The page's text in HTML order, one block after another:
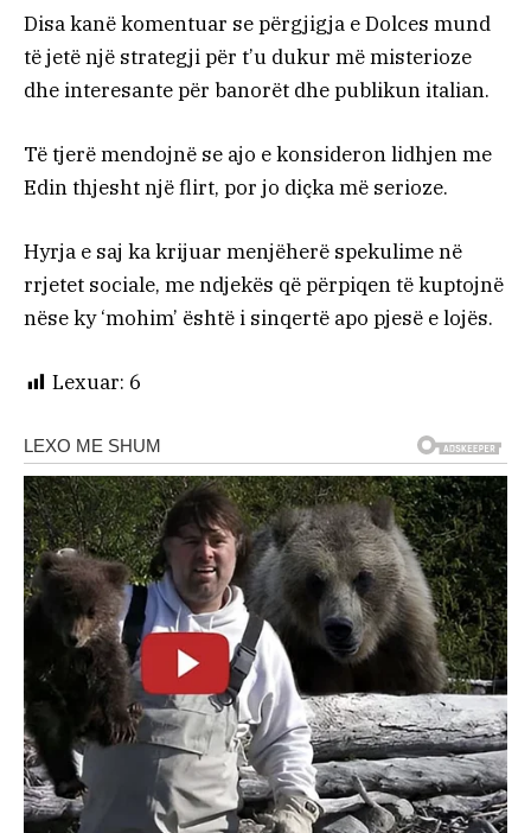
Disa kanë komentuar se përgjigja e Dolces mund
të jetë një strategji për t’u dukur më misterioze
dhe interesante për banorët dhe publikun italian.
Të tjerë mendojnë se ajo e konsideron lidhjen me
Edin thjesht një flirt, por jo diçka më serioze.
Hyrja e saj ka krijuar menjëherë spekulime në
rrjetet sociale, me ndjekës që përpiqen të kuptojnë
nëse ky ‘mohim’ është i sinqertë apo pjesë e lojës.
Lexuar: 6